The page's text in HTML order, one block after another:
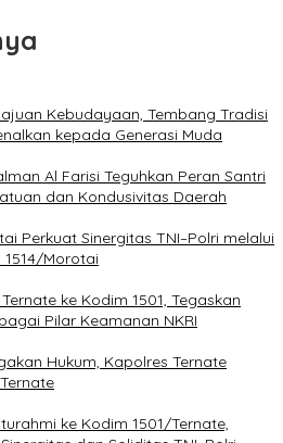
Kebudayaan, Tembang Tradisi
kepada Generasi Muda
Al Farisi Teguhkan Peran Santri
dan Kondusivitas Daerah
Perkuat Sinergitas TNI–Polri melalui
Morotai
ke Kodim 1501, Tegaskan
Pilar Keamanan NKRI
Hukum, Kapolres Ternate
ke Kodim 1501/Ternate,